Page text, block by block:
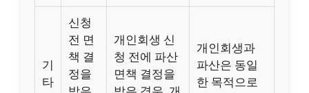
기
타
신청
전 면
책 결
정을
개인회생 신
청 전에 파산
면책 결정을
개인회생과
파산은 동일
한 목적으로